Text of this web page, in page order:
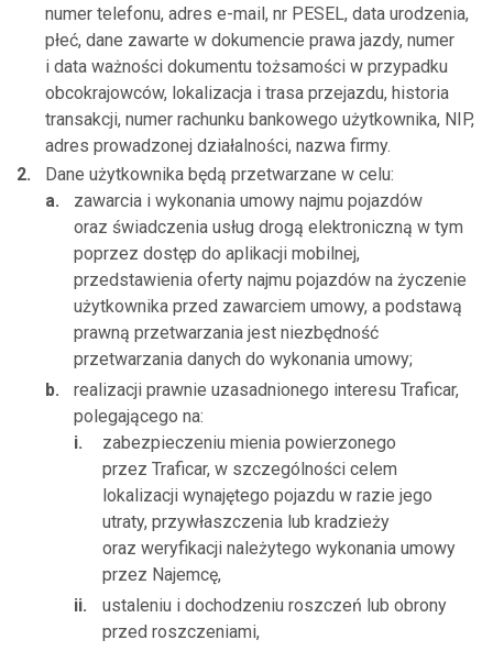
numer telefonu, adres e-mail, nr PESEL, data urodzenia,
płeć, dane zawarte w dokumencie prawa jazdy, numer
i data ważności dokumentu tożsamości w przypadku
obcokrajowców, lokalizacja i trasa przejazdu, historia
transakcji, numer rachunku bankowego użytkownika, NIP,
adres prowadzonej działalności, nazwa firmy.
Dane użytkownika będą przetwarzane w celu:
zawarcia i wykonania umowy najmu pojazdów
oraz świadczenia usług drogą elektroniczną w tym
poprzez dostęp do aplikacji mobilnej,
przedstawienia oferty najmu pojazdów na życzenie
użytkownika przed zawarciem umowy, a podstawą
prawną przetwarzania jest niezbędność
przetwarzania danych do wykonania umowy;
realizacji prawnie uzasadnionego interesu Traficar,
polegającego na:
zabezpieczeniu mienia powierzonego
przez Traficar, w szczególności celem
lokalizacji wynajętego pojazdu w razie jego
utraty, przywłaszczenia lub kradzieży
oraz weryfikacji należytego wykonania umowy
przez Najemcę,
ustaleniu i dochodzeniu roszczeń lub obrony
przed roszczeniami,